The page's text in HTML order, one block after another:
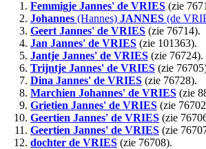
1. Femmigje Jannes' de VRIES (zie
2. Johannes (Hannes) JANNES (de
3. Geert Jannes' de VRIES (zie 76714).
4. Jan Jannes' de VRIES (zie 101363).
5. Jantje Jannes' de VRIES (zie 76724).
6. Trijntje Jannes' de VRIES (zie
7. Dina Jannes' de VRIES (zie 76728).
8. Marchien Johannes' de VRIES (zie
9. Grietien Jannes' de VRIES (zie
10. Geertien Jannes' de VRIES (zie
11. Geertien Jannes' de VRIES (zie
12. dochter de VRIES (zie 76708).